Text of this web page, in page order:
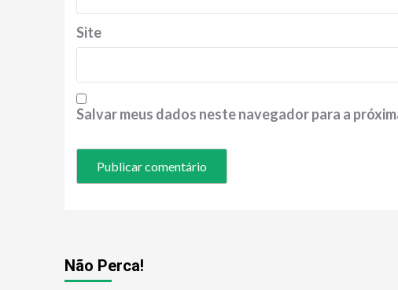
Site
Salvar meus dados neste navegador para a
Não Perca!